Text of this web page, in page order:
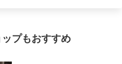
プもおすすめ